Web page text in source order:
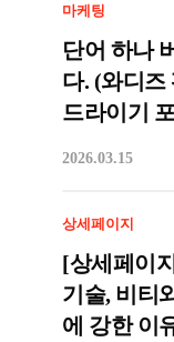
마케팅
단어 하나
다. (와디즈
드라이기
2026.03.15
상세페이지
[상세페이
기술, 비티
에 강한 이